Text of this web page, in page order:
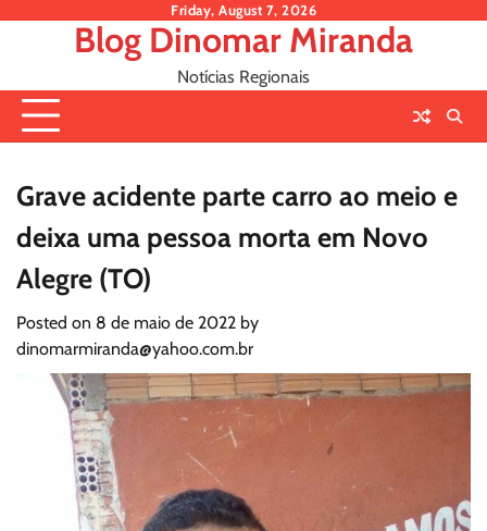
Friday, August 7, 2026
Blog Dinomar Miranda
Notícias Regionais
Grave acidente parte carro ao meio e
deixa uma pessoa morta em Novo
Alegre (TO)
Posted on 8 de maio de 2022 by
dinomarmiranda@yahoo.com.br